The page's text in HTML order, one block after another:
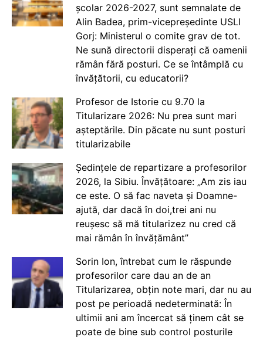
școlar 2026-2027, sunt semnalate de
Alin Badea, prim-vicepreședinte USLI
Gorj: Ministerul o comite grav de tot.
Ne sună directorii disperați că oamenii
rămân fără posturi. Ce se întâmplă cu
învățătorii, cu educatorii?
Profesor de Istorie cu 9.70 la
Titularizare 2026: Nu prea sunt mari
așteptările. Din păcate nu sunt posturi
titularizabile
Ședințele de repartizare a profesorilor
2026, la Sibiu. Învățătoare: „Am zis iau
ce este. O să fac naveta și Doamne-
ajută, dar dacă în doi,trei ani nu
reușesc să mă titularizez nu cred că
mai rămân în învățământ”
Sorin Ion, întrebat cum le răspunde
profesorilor care dau an de an
Titularizarea, obțin note mari, dar nu au
post pe perioadă nedeterminată: În
ultimii ani am încercat să ținem cât se
poate de bine sub control posturile